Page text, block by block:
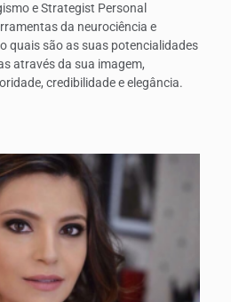
e Strategist Personal
da neurociência e
quais são as suas potencialidades
através da sua imagem,
credibilidade e elegância.